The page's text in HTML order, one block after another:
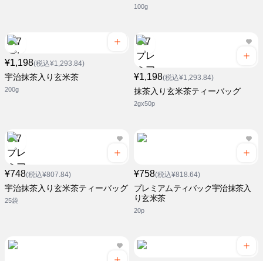
100g
¥1,198(税込¥1,293.84)
宇治抹茶入り玄米茶
200g
¥1,198(税込¥1,293.84)
抹茶入り玄米茶ティーバッグ
2gx50p
¥748(税込¥807.84)
宇治抹茶入り玄米茶ティーバッグ
25袋
¥758(税込¥818.64)
プレミアムティバック宇治抹茶入
り玄米茶
20p